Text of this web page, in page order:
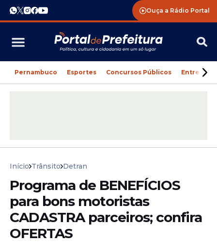
Ouça a Rádio Portal
Pernambuco Esportes Concursos Públicos
Início Trânsito Detran
Programa de BENEFÍCIOS
para bons motoristas
CADASTRA parceiros; confira
OFERTAS